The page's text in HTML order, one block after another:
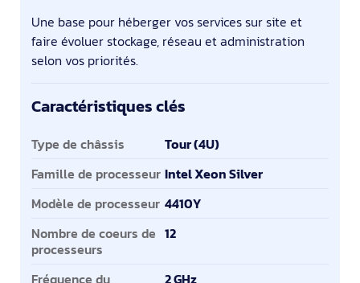
Une base pour héberger vos services sur site et
faire évoluer stockage, réseau et administration
selon vos priorités.
Caractéristiques clés
Caractéristiques clés
Type de châssis
Tour (4U)
Famille de processeur Intel Xeon Silver
Modèle de processeur 4410Y
Nombre de coeurs de
processeurs
12
Fréquence du 2 GHz